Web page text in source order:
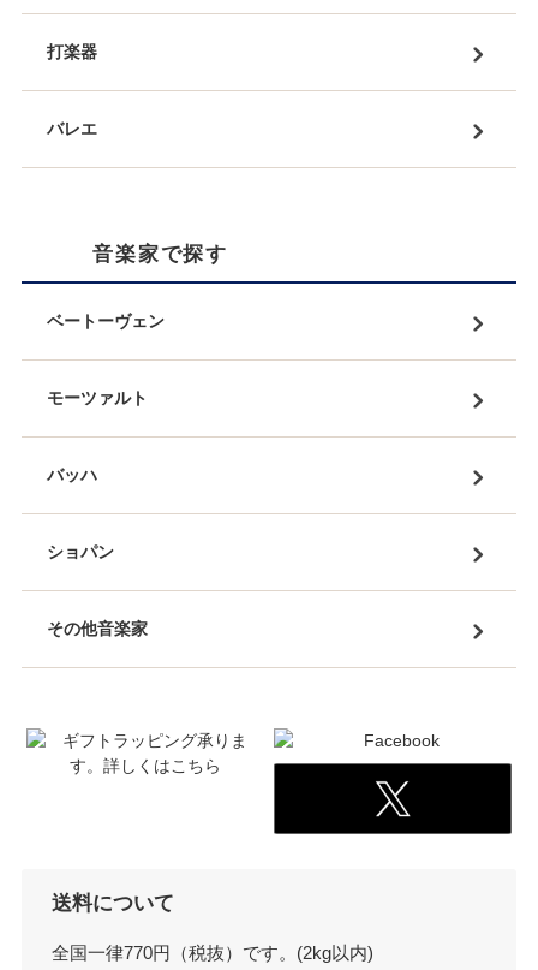
打楽器
バレエ
音楽家で探す
ベートーヴェン
モーツァルト
バッハ
ショパン
その他音楽家
送料について
全国一律770円（税抜）です。(2kg以内)